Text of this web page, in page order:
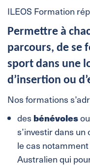
ILEOS Formation
Permettre à
parcours, de se
sport dans une
d’insertion ou
Nos formations
des bénévoles
s’investir dans un
le cas
Australien qui